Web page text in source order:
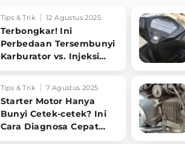
Tips & Trik 12 Agustus 2025
Terbongkar! Ini
Perbedaan Tersembunyi
Karburator vs. Injeksi
Tips & Trik 7 Agustus 2025
Starter Motor Hanya
Bunyi Cetek-cetek? Ini
Cara Diagnosa Cepat